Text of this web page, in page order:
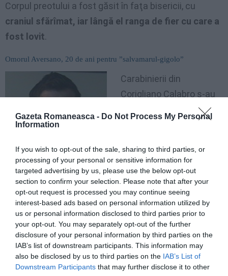
Gazeta Romaneasca - Do Not Process My Personal
Information
If you wish to opt-out of the sale, sharing to third parties, or
processing of your personal or sensitive information for
targeted advertising by us, please use the below opt-out
section to confirm your selection. Please note that after your
opt-out request is processed you may continue seeing
interest-based ads based on personal information utilized by
us or personal information disclosed to third parties prior to
your opt-out. You may separately opt-out of the further
disclosure of your personal information by third parties on the
IAB’s list of downstream participants. This information may
also be disclosed by us to third parties on the IAB’s List of
Downstream Participants that may further disclose it to other
Corpul preotului a fost găsit în faţa bisericii, cu
craniul sfărîmat, iar lângă el ranga de fier cu care a
fost lovit.
Omorul Aversano, 20 de ani pentru ”salvamarul-gigolo”
Carabinierii din
Corigliano Calabro s-au
orientat imediat către
ordine că românul îi
c erea din ce în ce mai
insistent bani, dar fără
să prezinte un denunţ. Carabinierii l-au interogat
îndelung, arestându-l.
Don Lazzaro Longobardi era paroh în biserica San
Raffaele di Lattughelle de 27 de ani, şi de 20 ani se
ocupa şi de parohia San Giuseppe, unde a fost găsit